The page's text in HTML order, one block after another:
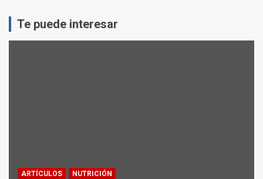
Te puede interesar
ARTÍCULOS NUTRICIÓN